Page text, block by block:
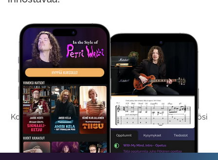
Kokeile Ilmaiseksi
Kokeilemalla ilmaiseksi saat koko sisältömme käyttöösi
viikon ajaksi.